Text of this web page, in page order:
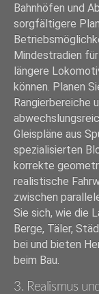
Bahnhöfen und
sorgfältigere
Mindestradien
längere
können. Planen
Rangierbereiche
Gleispläne aus
spezialisierten
korrekte
realistische
zwischen
Sie sich, wie die
Berge, Täler,
bei und bieten
beim Bau.
3. Realismus